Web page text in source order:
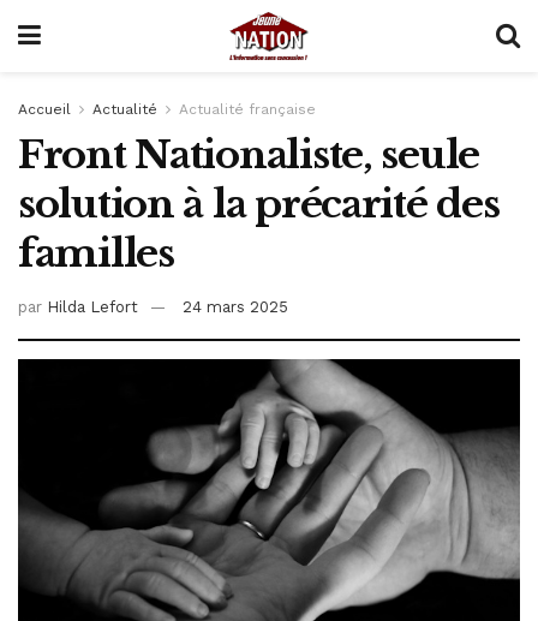
Accueil Actualité Actualité française
Front Nationaliste, seule
solution à la précarité des
familles
par Hilda Lefort 24 mars 2025